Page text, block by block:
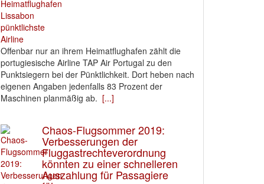
Offenbar nur an ihrem Heimatflughafen zählt die
portugiesische Airline TAP Air Portugal zu den
Punktsiegern bei der Pünktlichkeit. Dort heben nach
eigenen Angaben jedenfalls 83 Prozent der
Maschinen planmäßig ab. [...]
Chaos-Flugsommer 2019:
Verbesserungen der
Fluggastrechteverordnung
könnten zu einer schnelleren
Auszahlung für Passagiere